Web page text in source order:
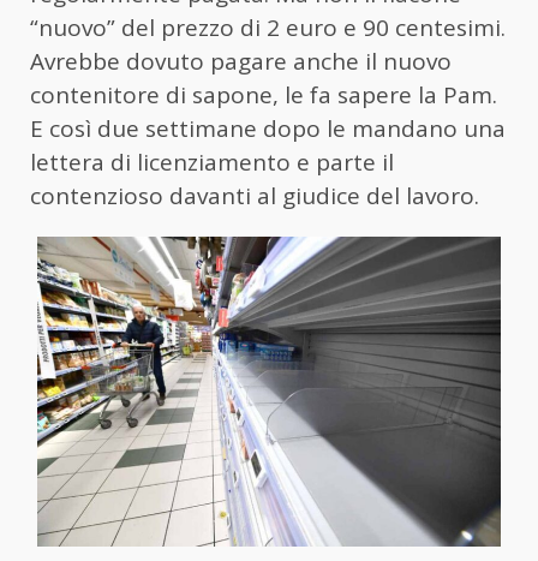
“nuovo” del prezzo di 2 euro e 90 centesimi.
Avrebbe dovuto pagare anche il nuovo
contenitore di sapone, le fa sapere la Pam.
E così due settimane dopo le mandano una
lettera di licenziamento e parte il
contenzioso davanti al giudice del lavoro.